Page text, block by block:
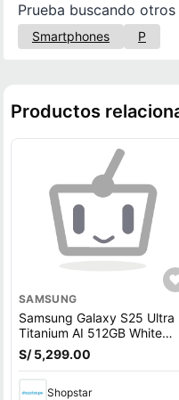
Prueba buscando
Smartphones P
Productos
SAMSUNG
Samsung Galaxy S25 Ultra
Titanium AI 512GB White
Silver
S/ 5,299.00
Shopstar